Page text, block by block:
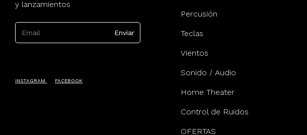
y lanzamientos
INSTAGRAM FACEBOOK
Percusión
Teclas
Vientos
Sonido / Audio
Home Theater
Control de Ruidos
OFERTAS